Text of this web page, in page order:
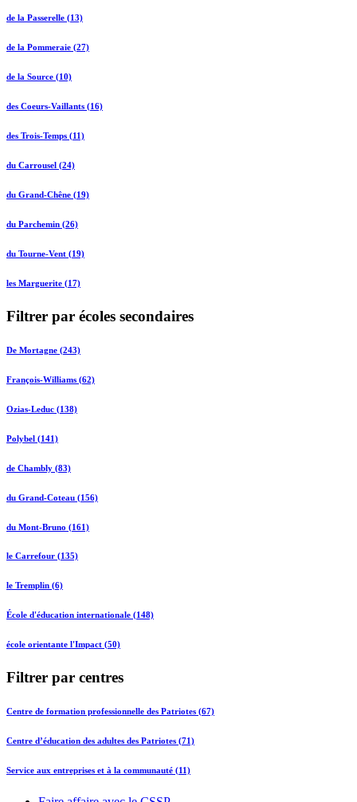
de la Passerelle (13)
de la Pommeraie (27)
de la Source (10)
des Coeurs-Vaillants (16)
des Trois-Temps (11)
du Carrousel (24)
du Grand-Chêne (19)
du Parchemin (26)
du Tourne-Vent (19)
les Marguerite (17)
Filtrer par écoles secondaires
De Mortagne (243)
François-Williams (62)
Ozias-Leduc (138)
Polybel (141)
de Chambly (83)
du Grand-Coteau (156)
du Mont-Bruno (161)
le Carrefour (135)
le Tremplin (6)
École d'éducation internationale (148)
école orientante l'Impact (50)
Filtrer par centres
Centre de formation professionnelle des Patriotes (67)
Centre d’éducation des adultes des Patriotes (71)
Service aux entreprises et à la communauté (11)